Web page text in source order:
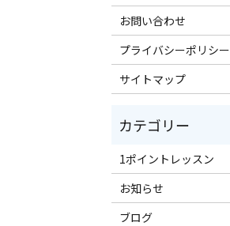
お問い合わせ
プライバシーポリシー
サイトマップ
1ポイントレッスン
お知らせ
ブログ